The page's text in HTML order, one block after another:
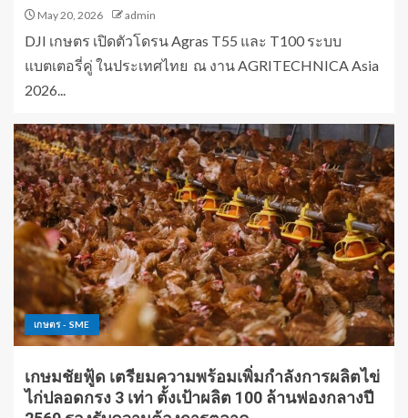
May 20, 2026 admin
DJI เกษตร เปิดตัวโดรน Agras T55 และ T100 ระบบ
แบตเตอรี่คู่ ในประเทศไทย ณ งาน AGRITECHNICA Asia
2026...
เกษตร - SME
เกษมชัยฟู้ด เตรียมความพร้อมเพิ่มกำลังการผลิตไข่
ไก่ปลอดกรง 3 เท่า ตั้งเป้าผลิต 100 ล้านฟองกลางปี